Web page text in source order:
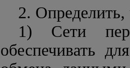
2. Определить,
1) Сети
обеспечивать